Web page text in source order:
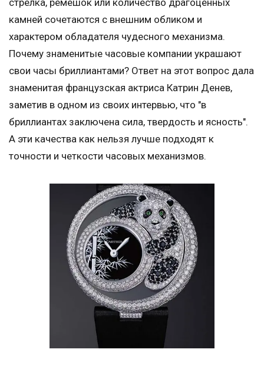
камней сочетаются с внешним обликом и
характером обладателя чудесного механизма.
Почему знаменитые часовые компании украшают
свои часы бриллиантами? Ответ на этот вопрос дала
знаменитая французская актриса Катрин Денев,
заметив в одном из своих интервью, что "в
бриллиантах заключена сила, твердость и ясность".
А эти качества как нельзя лучше подходят к
точности и четкости часовых механизмов.